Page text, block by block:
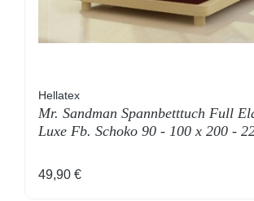
Hellatex
Mr. Sandman Spannbetttuch Full
Luxe Fb. Schoko 90 - 100 x 200 -
Regulärer Preis:
49,90 €